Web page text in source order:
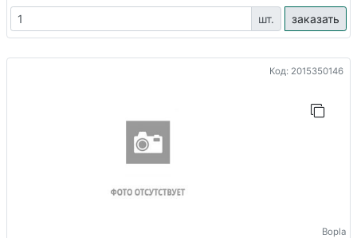
шт. заказать
Код: 2015350146
Bopla